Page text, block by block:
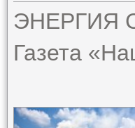
ЭНЕРГИЯ
Газета